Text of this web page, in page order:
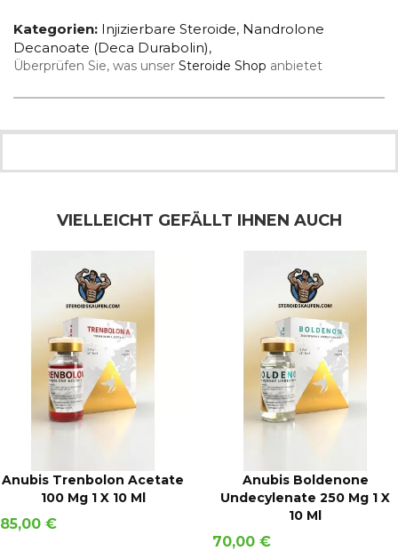
Kategorien: Injizierbare Steroide, Nandrolone
Decanoate (Deca Durabolin),
Überprüfen Sie, was unser Steroide Shop anbietet
VIELLEICHT GEFÄLLT IHNEN AUCH
IN DEN WARENKORB
Anubis Trenbolon Acetate
100 Mg 1 X 10 Ml
Preis
85,00 €
IN DEN WARENKORB
Anubis Boldenone
Undecylenate 250 Mg 1 X
10 Ml
Preis
70,00 €